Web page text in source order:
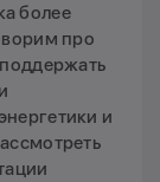
более
про
и